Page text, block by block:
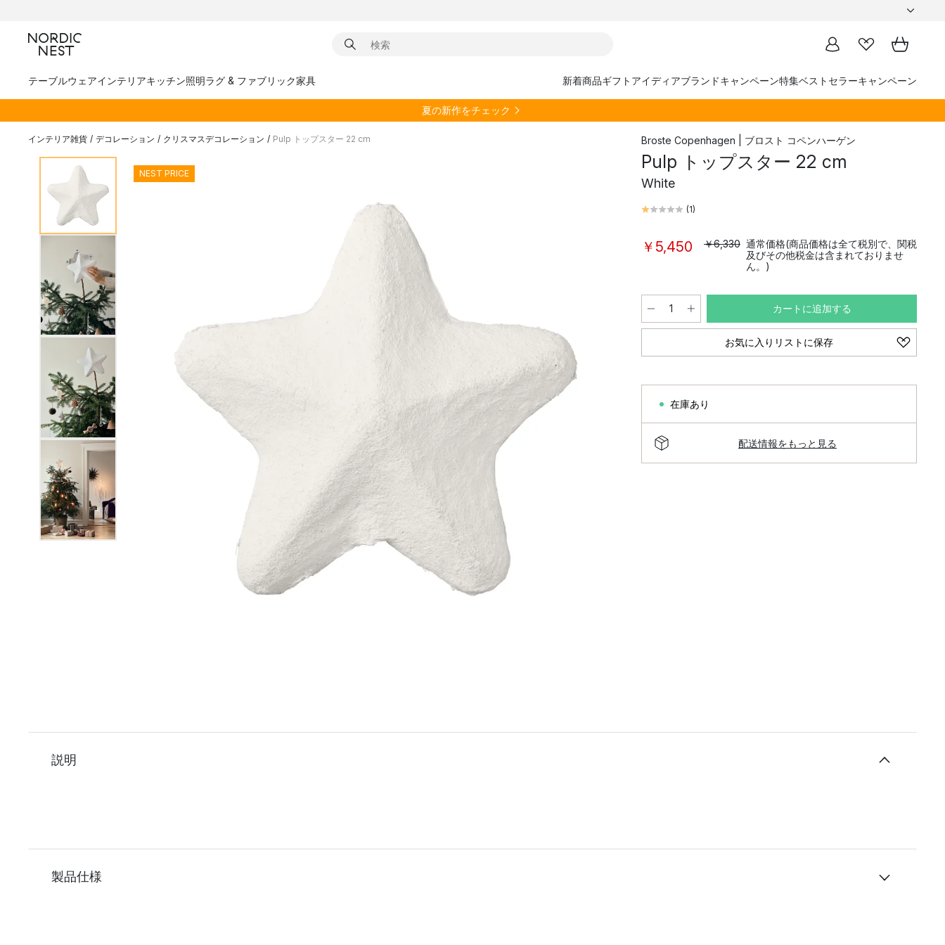
テーブルウェアインテリアキッチン照明ラグ & ファブリック家具 新着商品ギフトアイディアブランドキャンペーン特集ベストセラーキャンペーン
夏の新作をチェック
インテリア雑貨 / デコレーション / クリスマスデコレーション / Pulp トップスター 22 cm
NEST PRICE
Broste Copenhagen | ブロスト コペンハーゲン
Pulp トップスター 22 cm
White
(1)
￥5,450 ￥6,330 通常価格(商品価格は全て税別で、関税
及びその他税金は含まれておりませ
ん。)
カートに追加する
お気に入りリストに保存
在庫あり
配送情報をもっと見る
説明
製品仕様